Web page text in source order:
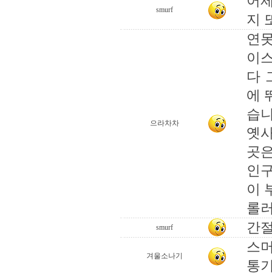
smurf
지
으라차차
연
이
다
에
습
옛
곳
인
이
롤
smurf 간
겨울소나기
스
통